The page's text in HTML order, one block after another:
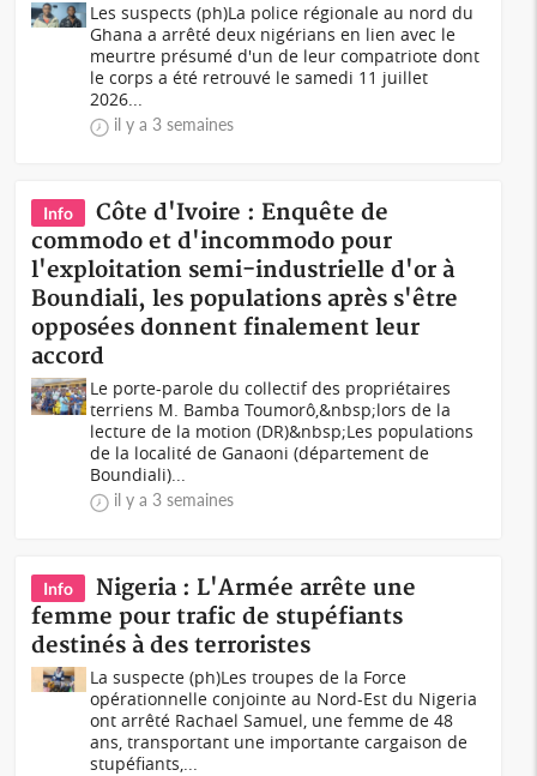
Les suspects (ph)La police régionale au nord du
Ghana a arrêté deux nigérians en lien avec le
meurtre présumé d'un de leur compatriote dont
le corps a été retrouvé le samedi 11 juillet
2026...
il y a 3 semaines
Info
Côte d'Ivoire : Enquête de
commodo et d'incommodo pour
l'exploitation semi-industrielle d'or à
Boundiali, les populations après s'être
opposées donnent finalement leur
accord
Le porte-parole du collectif des propriétaires
terriens M. Bamba Toumorô,&nbsp;lors de la
lecture de la motion (DR)&nbsp;Les populations
de la localité de Ganaoni (département de
Boundiali)...
il y a 3 semaines
Info
Nigeria : L'Armée arrête une
femme pour trafic de stupéfiants
destinés à des terroristes
La suspecte (ph)Les troupes de la Force
opérationnelle conjointe au Nord-Est du Nigeria
ont arrêté Rachael Samuel, une femme de 48
ans, transportant une importante cargaison de
stupéfiants,...